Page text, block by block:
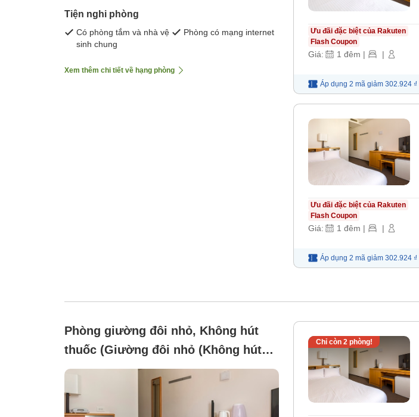
Tiện nghi phòng
Có phòng tắm và nhà vệ
sinh chung
Phòng có mạng internet
Xem thêm chi tiết về hạng phòng
Ưu đãi đặc biệt của Rakuten
Flash Coupon
Giá: 1 đêm | |
Áp dụng 2 mã giảm 302.924 ₫
Ưu đãi đặc biệt của Rakuten
Flash Coupon
Giá: 1 đêm | |
Áp dụng 2 mã giảm 302.924 ₫
Phòng giường đôi nhỏ, Không hút
thuốc (Giường đôi nhỏ (Không hút
thuốc) ※ Loại bồn tắm đơn vị)
Chỉ còn 2 phòng!